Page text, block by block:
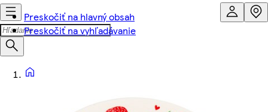
Preskočiť na hlavný obsah
Preskočiť na vyhľadávanie